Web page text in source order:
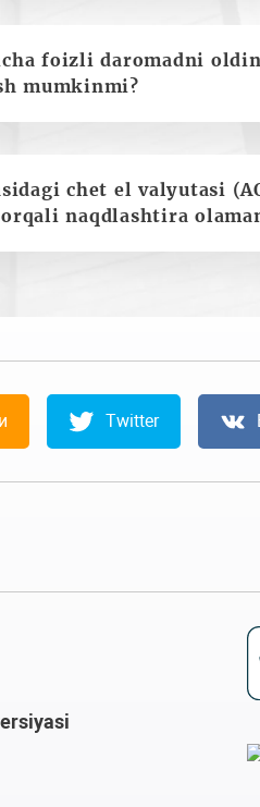
foizli daromadni
mumkinmi?
chet el valyutasi
naqdlashtira
Twitter